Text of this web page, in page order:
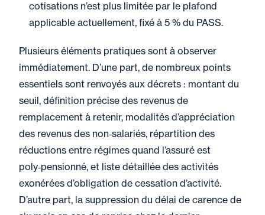
cotisations n’est plus limitée par le plafond
applicable actuellement, fixé à 5 % du PASS.
Plusieurs éléments pratiques sont à observer
immédiatement. D’une part, de nombreux points
essentiels sont renvoyés aux décrets : montant du
seuil, définition précise des revenus de
remplacement à retenir, modalités d’appréciation
des revenus des non‑salariés, répartition des
réductions entre régimes quand l’assuré est
poly‑pensionné, et liste détaillée des activités
exonérées d’obligation de cessation d’activité.
D’autre part, la suppression du délai de carence de